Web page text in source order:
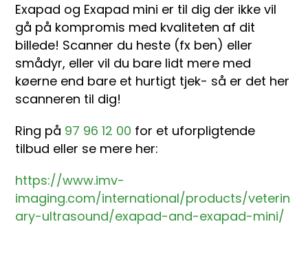
Exapad og Exapad mini er til dig der ikke vil
gå på kompromis med kvaliteten af dit
billede! Scanner du heste (fx ben) eller
smådyr, eller vil du bare lidt mere med
køerne end bare et hurtigt tjek- så er det her
scanneren til dig!
Ring på 97 96 12 00 for et uforpligtende
tilbud eller se mere her:
https://www.imv-
imaging.com/international/products/veterin
ary-ultrasound/exapad-and-exapad-mini/